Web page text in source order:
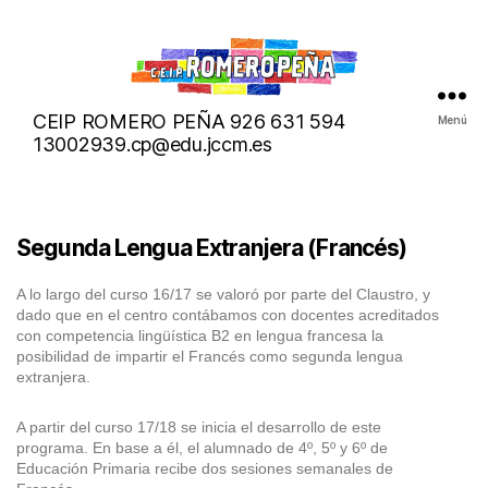
micoleromero.org Menú
CEIP ROMERO PEÑA 926 631 594
13002939.cp@edu.jccm.es
Segunda Lengua Extranjera (Francés)
A lo largo del curso 16/17 se valoró por parte del Claustro, y
dado que en el centro contábamos con docentes acreditados
con competencia lingüística B2 en lengua francesa la
posibilidad de impartir el Francés como segunda lengua
extranjera.
A partir del curso 17/18 se inicia el desarrollo de este
programa. En base a él, el alumnado de 4º, 5º y 6º de
Educación Primaria recibe dos sesiones semanales de